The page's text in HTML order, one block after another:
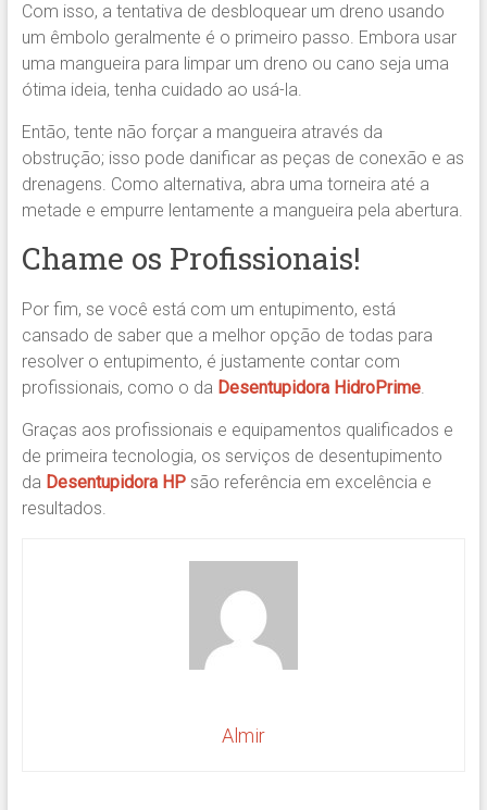
Com isso, a tentativa de desbloquear um dreno usando
um êmbolo geralmente é o primeiro passo. Embora usar
uma mangueira para limpar um dreno ou cano seja uma
ótima ideia, tenha cuidado ao usá-la.
Então, tente não forçar a mangueira através da
obstrução; isso pode danificar as peças de conexão e as
drenagens. Como alternativa, abra uma torneira até a
metade e empurre lentamente a mangueira pela abertura.
Chame os Profissionais!
Por fim, se você está com um entupimento, está
cansado de saber que a melhor opção de todas para
resolver o entupimento, é justamente contar com
profissionais, como o da Desentupidora HidroPrime.
Graças aos profissionais e equipamentos qualificados e
de primeira tecnologia, os serviços de desentupimento
da Desentupidora HPsão referência em excelência e
resultados.
Almir